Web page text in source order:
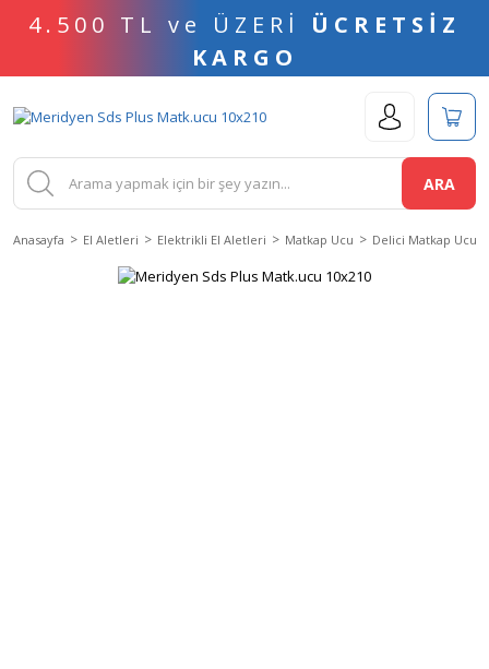
4.500 TL ve ÜZERİ ÜCRETSİZ
KARGO
ARA
Anasayfa El Aletleri Elektrikli El Aletleri Matkap Ucu Delici Matkap Ucu